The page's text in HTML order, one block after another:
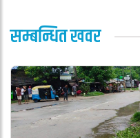
सम्बन्धित खवर